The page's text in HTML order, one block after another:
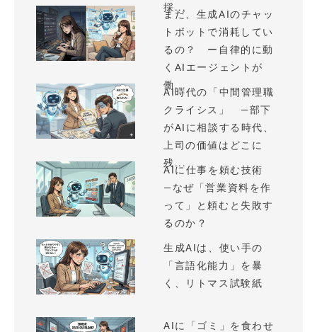
採...
まだ、生成AIのチャッ
トボットで消耗してい
るの？ ー自律的に動
くAIエージェントが
働...
AI時代の「中間管理職
クライシス」 —部下
がAIに相談する時代、
上司の価値はどこに
残...
AIに仕事を頼む技術
—なぜ「営業資料を作
って」と頼むと失敗す
るのか？
生成AIは、使い手の
「言語化能力」を暴
く、リトマス試験紙
AIに「ゴミ」を食わせ